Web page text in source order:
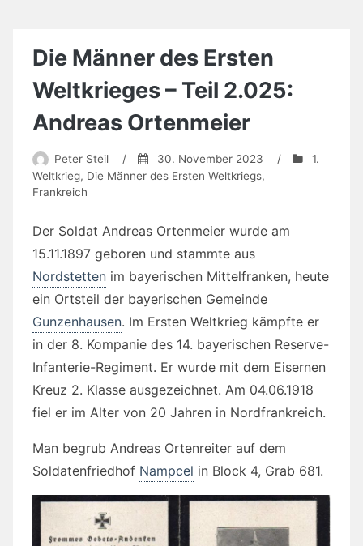
Die Männer des Ersten
Weltkrieges – Teil 2.025:
Andreas Ortenmeier
Peter Steil / 30. November 2023 /
1.
Weltkrieg, Die Männer des Ersten Weltkriegs,
Frankreich
Der Soldat Andreas Ortenmeier wurde am
15.11.1897 geboren und stammte aus
Nordstetten im bayerischen Mittelfranken, heute
ein Ortsteil der bayerischen Gemeinde
Gunzenhausen. Im Ersten Weltkrieg kämpfte er
in der 8. Kompanie des 14. bayerischen Reserve-
Infanterie-Regiment. Er wurde mit dem Eisernen
Kreuz 2. Klasse ausgezeichnet. Am 04.06.1918
fiel er im Alter von 20 Jahren in Nordfrankreich.
Man begrub Andreas Ortenreiter auf dem
Soldatenfriedhof Nampcel in Block 4, Grab 681.